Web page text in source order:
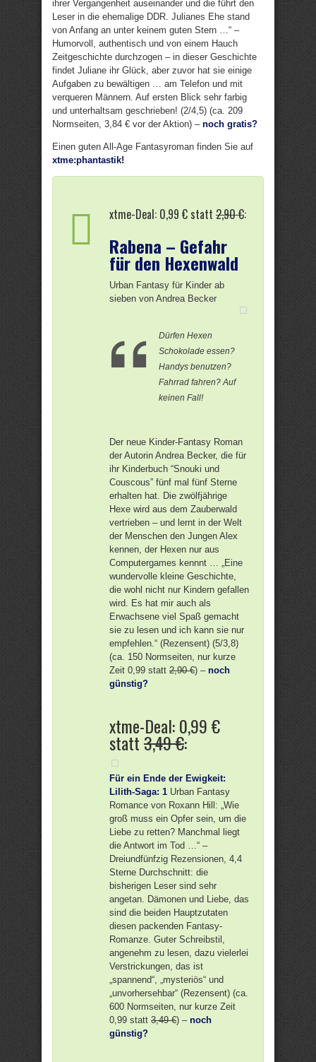
ihrer Vergangenheit auseinander und die führt den
Leser in die ehemalige DDR. Julianes Ehe stand
von Anfang an unter keinem guten Stern …“ –
Humorvoll, authentisch und von einem Hauch
Zeitgeschichte durchzogen – in dieser Geschichte
findet Juliane ihr Glück, aber zuvor hat sie einige
Aufgaben zu bewältigen … am Telefon und mit
verqueren Männern. Auf ersten Blick sehr farbig
und unterhaltsam geschrieben! (2/4,5) (ca. 209
Normseiten, 3,84 € vor der Aktion) – noch gratis?
Einen guten All-Age Fantasyroman finden Sie auf
xtme:phantastik!
xtme-Deal: 0,99 € statt 2,90 €:
Rabena – Gefahr
für den Hexenwald
Urban Fantasy für Kinder ab
sieben von Andrea Becker
Dürfen Hexen
Schokolade essen?
Handys benutzen?
Fahrrad fahren? Auf
keinen Fall!
Der neue Kinder-Fantasy Roman
der Autorin Andrea Becker, die für
ihr Kinderbuch “Snouki und
Couscous” fünf mal fünf Sterne
erhalten hat. Die zwölfjährige
Hexe wird aus dem Zauberwald
vertrieben – und lernt in der Welt
der Menschen den Jungen Alex
kennen, der Hexen nur aus
Computergames kennnt … „Eine
wundervolle kleine Geschichte,
die wohl nicht nur Kindern gefallen
wird. Es hat mir auch als
Erwachsene viel Spaß gemacht
sie zu lesen und ich kann sie nur
empfehlen.“ (Rezensent) (5/3,8)
(ca. 150 Normseiten, nur kurze
Zeit 0,99 statt 2,90 €) – noch
günstig?
xtme-Deal: 0,99 €
statt3,49 €:
Für ein Ende der Ewigkeit:
Lilith-Saga: 1 Urban Fantasy
Romance von Roxann Hill: „Wie
groß muss ein Opfer sein, um die
Liebe zu retten? Manchmal liegt
die Antwort im Tod …“ –
Dreiundfünfzig Rezensionen, 4,4
Sterne Durchschnitt: die
bisherigen Leser sind sehr
angetan. Dämonen und Liebe, das
sind die beiden Hauptzutaten
diesen packenden Fantasy-
Romanze. Guter Schreibstil,
angenehm zu lesen, dazu vielerlei
Verstrickungen, das ist
„spannend“, „mysteriös“ und
„unvorhersehbar“ (Rezensent) (ca.
600 Normseiten, nur kurze Zeit
0,99 statt 3,49 €) – noch
günstig?